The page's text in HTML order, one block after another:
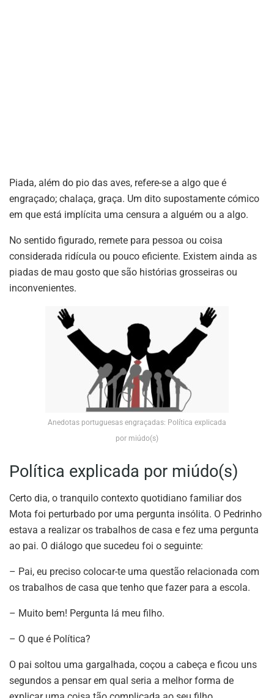
Piada, além do pio das aves, refere-se a algo que é
engraçado; chalaça, graça. Um dito supostamente cómico
em que está implícita uma censura a alguém ou a algo.
No sentido figurado, remete para pessoa ou coisa
considerada ridícula ou pouco eficiente. Existem ainda as
piadas de mau gosto que são histórias grosseiras ou
inconvenientes.
Anedotas portuguesas engraçadas: Política explicada
por miúdo(s)
Política explicada por miúdo(s)
Certo dia, o tranquilo contexto quotidiano familiar dos
Mota foi perturbado por uma pergunta insólita. O Pedrinho
estava a realizar os trabalhos de casa e fez uma pergunta
ao pai. O diálogo que sucedeu foi o seguinte:
– Pai, eu preciso colocar-te uma questão relacionada com
os trabalhos de casa que tenho que fazer para a escola.
– Muito bem! Pergunta lá meu filho.
– O que é Política?
O pai soltou uma gargalhada, coçou a cabeça e ficou uns
segundos a pensar em qual seria a melhor forma de